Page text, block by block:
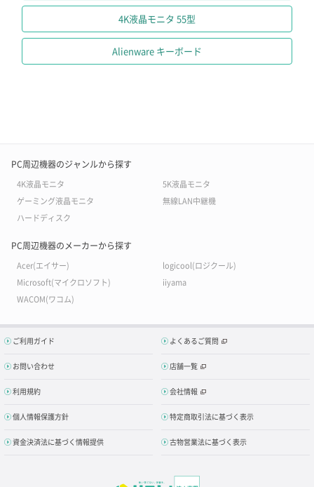
4K液晶モニタ 55型
Alienware キーボード
PC周辺機器のジャンルから探す
4K液晶モニタ
5K液晶モニタ
ゲーミング液晶モニタ
無線LAN中継機
ハードディスク
PC周辺機器のメーカーから探す
Acer(エイサー)
logicool(ロジクール)
Microsoft(マイクロソフト)
iiyama
WACOM(ワコム)
ご利用ガイド よくあるご質問
お問い合わせ 店舗一覧
利用規約 会社情報
個人情報保護方針 特定商取引法に基づく表示
資金決済法に基づく情報提供 古物営業法に基づく表示